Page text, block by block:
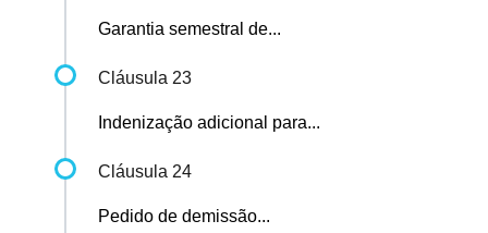
Garantia semestral de...
Cláusula 23
Indenização adicional para...
Cláusula 24
Pedido de demissão...